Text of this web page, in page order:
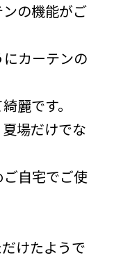
の機能がご
カーテンの
麗です。
場だけでな
自宅でご使
けたようで